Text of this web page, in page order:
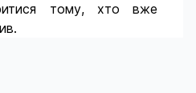
тому, хто вже